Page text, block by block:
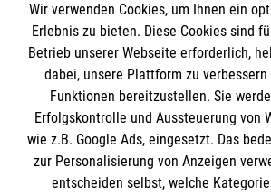
sein (§ 197 BGB).
5. Automatisierte Entscheidung:
Eine automatisierte Entscheidung
einschließlich Profiling, findet nicht
6. Weitergabe der Daten:
Eine Weitergabe der Daten erfolgt
Wir verwenden Cookies, um Ihnen ein
Erlebnis zu bieten. Diese Cookies sind
Betrieb unserer Webseite erforderlich,
dabei, unsere Plattform zu
Funktionen bereitzustellen. Sie
Erfolgskontrolle und Aussteuerung von
wie z.B. Google Ads, eingesetzt. Das
zur Personalisierung von Anzeigen
entscheiden selbst, welche